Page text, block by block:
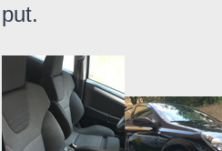
put.